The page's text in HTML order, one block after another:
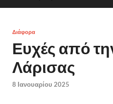
Διάφορα
Ευχές από
Λάρισας
8 Ιανουαρίου 2025